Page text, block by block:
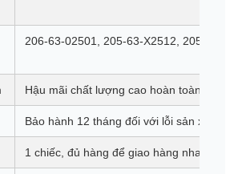
206-63-02501, 205-63-X2512, 205-63-
Hậu mãi chất lượng cao hoàn toàn mới
Bảo hành 12 tháng đối với lỗi sản xuất
1 chiếc, đủ hàng để giao hàng nhanh